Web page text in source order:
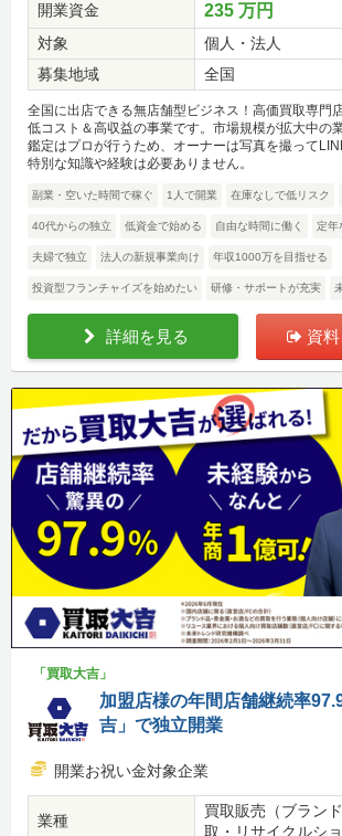
開業資金
235 万円
対象
個人・法人
募集地域
全国
全国に出店できる無店舗型ビジネス！高価買取専門
低コスト＆高収益の事業です。市場規模が拡大中の
鑑定はプロが行うため、オーナーは写真を撮って
特別な知識や経験は必要ありません。
副業・空いた時間で稼ぐ 1人で開業 在庫なしで低リスク
40代からの独立 低資金で始める 自由な時間に働く 定年
夫婦で独立 法人の新規事業向け 年収1000万を目指せる
投資型フランチャイズを始めたい 研修・サポートが充実
詳細を見る 資
「買取大吉」
加盟店様の年間店舗継続率
吉」で独立開業
開業お祝い金対象企業
業種
買取販売（ブラン
取・リサイクルシ